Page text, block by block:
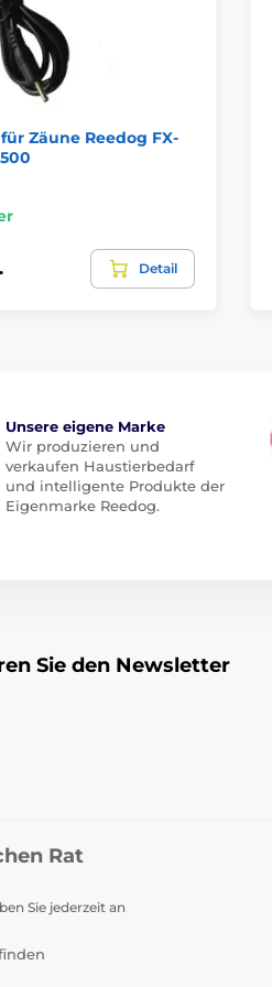
Zäune Reedog FX-
Detail
Unsere eigene Marke
Wir produzieren und
verkaufen Haustierbedarf
und intelligente Produkte der
Eigenmarke Reedog.
Sie den Newsletter
Rat
Sie jederzeit an